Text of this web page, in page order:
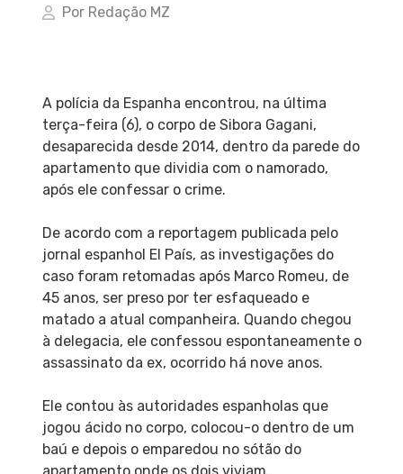
Por Redação MZ
A polícia da Espanha encontrou, na última
terça-feira (6), o corpo de Sibora Gagani,
desaparecida desde 2014, dentro da parede do
apartamento que dividia com o namorado,
após ele confessar o crime.
De acordo com a reportagem publicada pelo
jornal espanhol El País, as investigações do
caso foram retomadas após Marco Romeu, de
45 anos, ser preso por ter esfaqueado e
matado a atual companheira. Quando chegou
à delegacia, ele confessou espontaneamente o
assassinato da ex, ocorrido há nove anos.
Ele contou às autoridades espanholas que
jogou ácido no corpo, colocou-o dentro de um
baú e depois o emparedou no sótão do